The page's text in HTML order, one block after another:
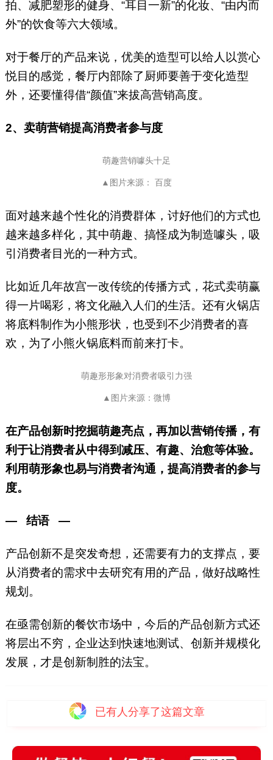
拍、减肥塑形的健身、“耳目一新”的化妆、“由内而
外”的饮食等六大领域。
对于餐厅的产品来说，优美的造型可以给人以赏心
悦目的感觉，餐厅内部除了厨师要善于变化造型
外，还要懂得借“颜值”来拔高营销高度。
2、卖萌营销提高消费者参与度
萌趣营销噱头十足
▲图片来源： 百度
面对越来越个性化的消费群体，讨好他们的方式也
越来越多样化，其中萌趣、搞怪成为制造噱头，吸
引消费者目光的一种方式。
比如近几年故宫一改传统的传播方式，花式卖萌赢
得一片喝彩，将文化融入人们的生活。还有火锅店
将底料制作为小熊形状，也受到不少消费者的喜
欢，为了小熊火锅底料而前来打卡。
萌趣形形象对消费者吸引力强
▲图片来源：微博
在产品创新时挖掘萌趣亮点，再加以营销传播，有
利于让消费者从中得到减压、有趣、治愈等体验。
利用萌形象也易与消费者沟通，提高消费者的参与
度。
— 结语 —
产品创新不是突发奇想，还需要有力的支撑点，要
从消费者的需求中去研究有用的产品，做好战略性
规划。
在亟需创新的餐饮市场中，今后的产品创新方式还
将层出不穷，企业达到快速地测试、创新并规模化
发展，才是创新制胜的法宝。
已有 人分享了这篇文章